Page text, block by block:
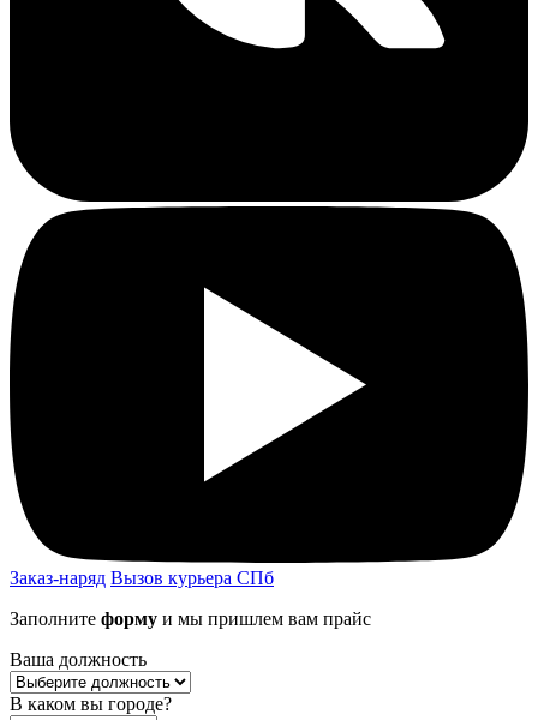
Заказ-наряд Вызов курьера СПб
Заполните форму и мы пришлем вам прайс
Ваша должность
В каком вы городе?